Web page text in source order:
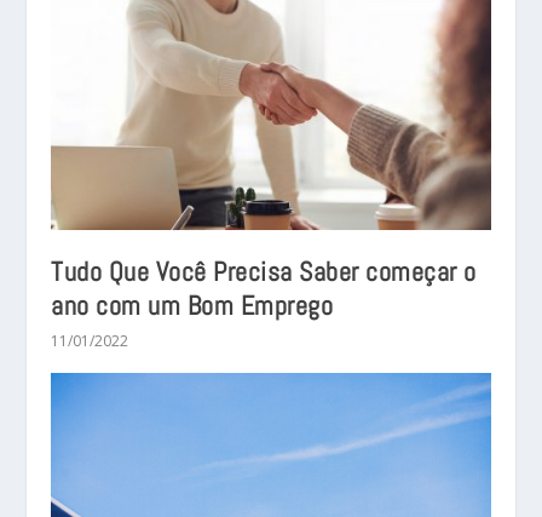
Tudo Que Você Precisa Saber começar o
ano com um Bom Emprego
11/01/2022